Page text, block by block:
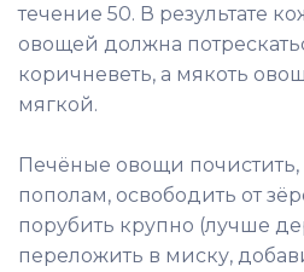
течение 50. В результате
овощей должна
коричневеть, а мякоть
мягкой.
Печёные овощи почистить,
пополам, освободить от
порубить крупно (лучше
переложить в миску,